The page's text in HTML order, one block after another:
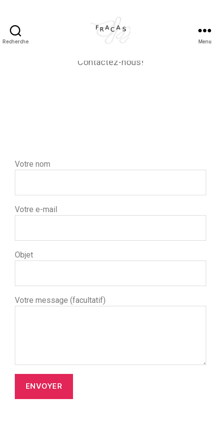
Recherche Menu
Contactez-nous!
Votre nom
Votre e-mail
Objet
Votre message (facultatif)